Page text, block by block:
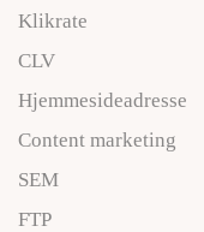
Klikrate
CLV
Hjemmesideadresse
Content marketing
SEM
FTP